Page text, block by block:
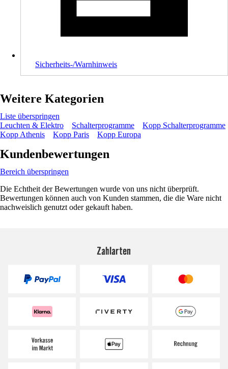
Sicherheits-/Warnhinweis
Weitere Kategorien
Liste überspringen
Leuchten & Elektro
Schalterprogramme
Kopp Schalterprogramme
Kopp Athenis
Kopp Paris Kopp Europa
Kundenbewertungen
Bereich überspringen
Die Echtheit der Bewertungen wurde von uns nicht überprüft.
Bewertungen können auch von Kunden stammen, die die Ware nicht
nachweislich genutzt oder gekauft haben.
Zahlarten